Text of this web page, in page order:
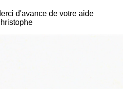
d'avance de votre aide